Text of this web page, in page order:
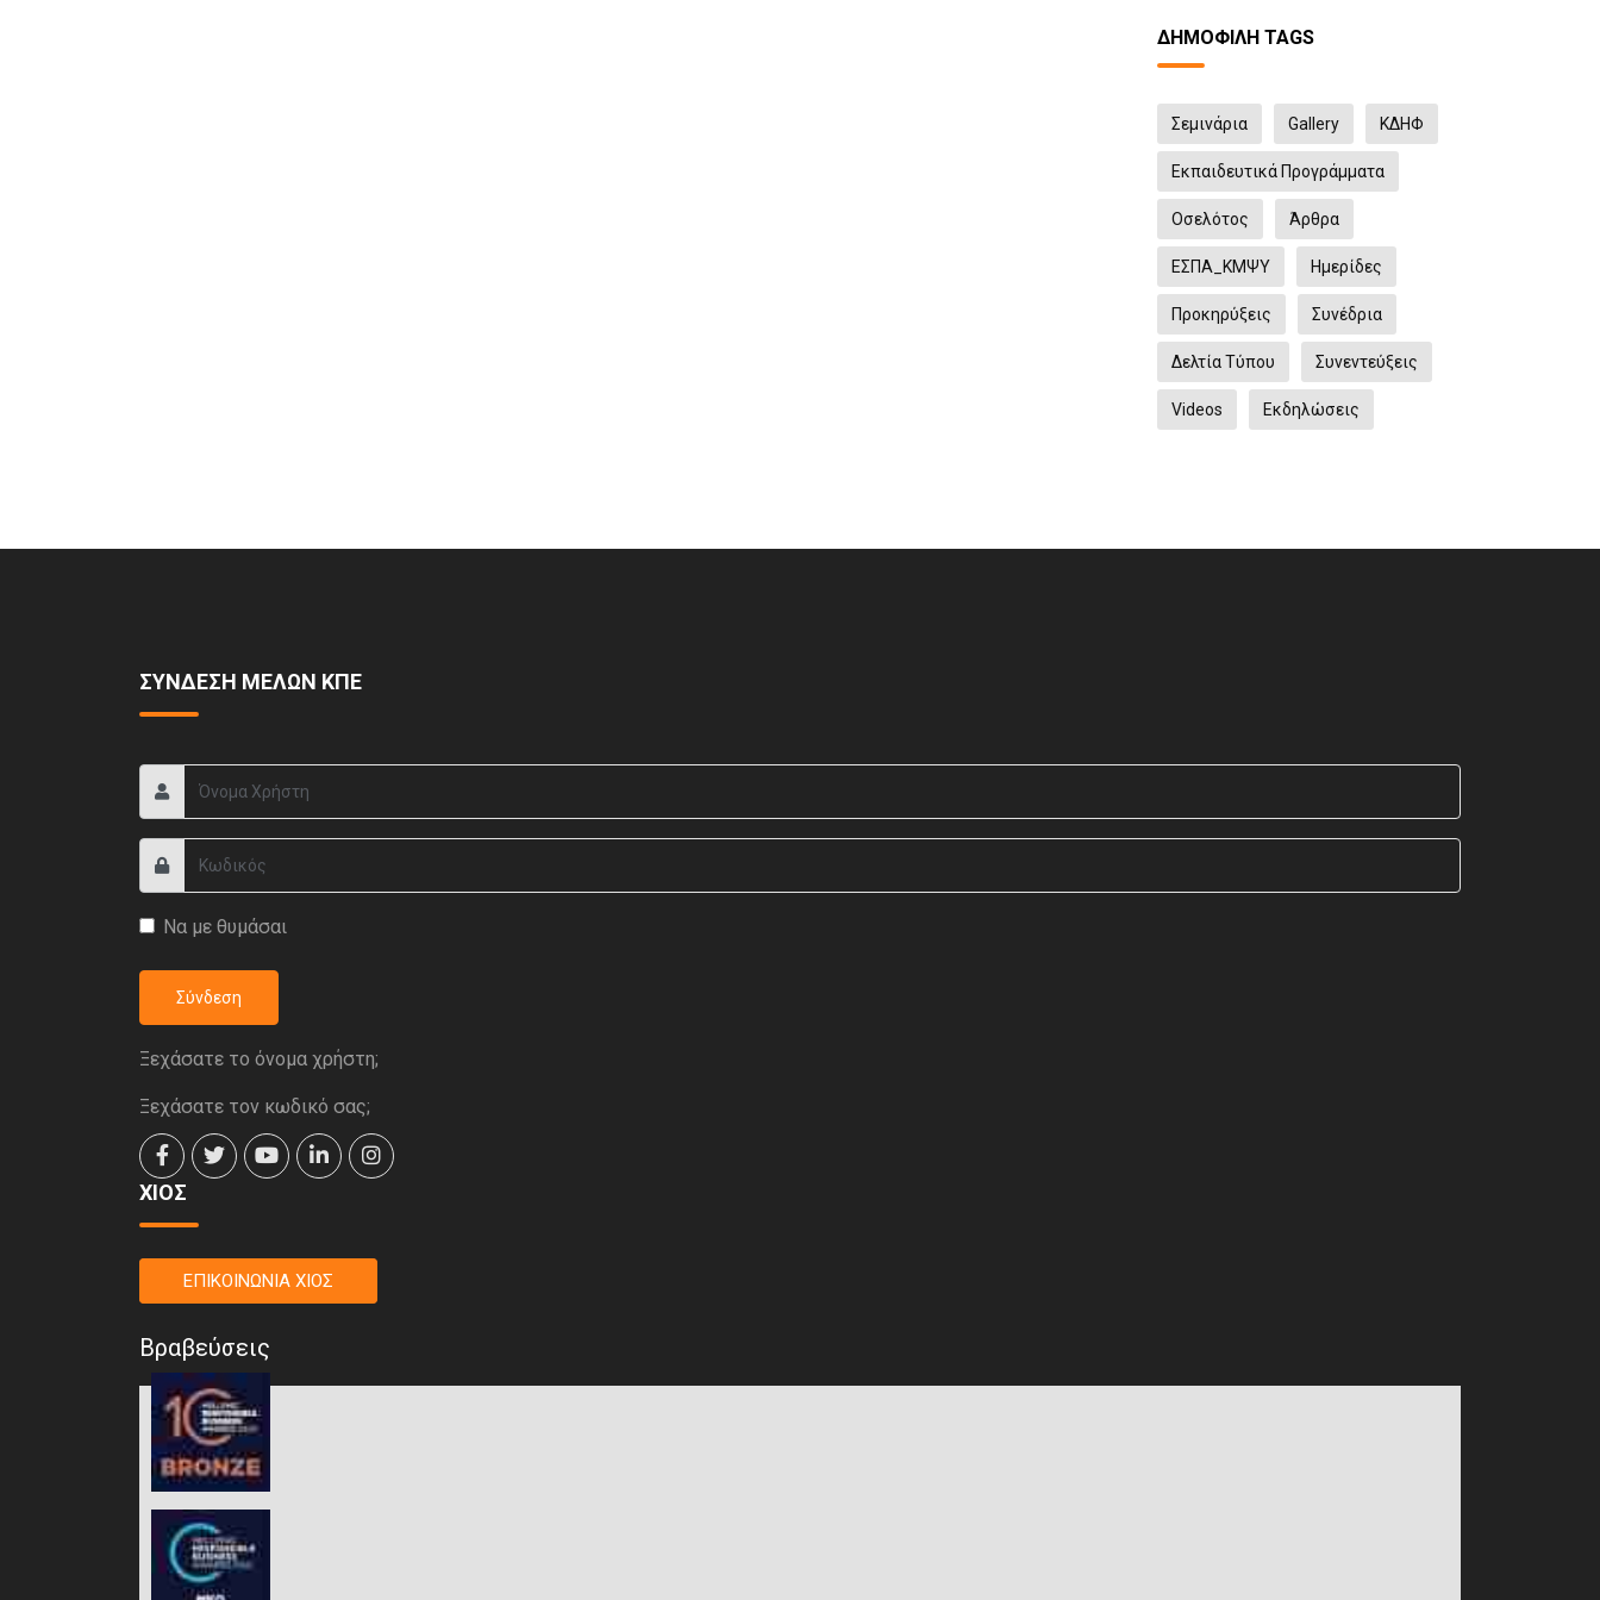
ΔΗΜΟΦΙΛΉ TAGS
Σεμινάρια Gallery ΚΔΗΦ
Εκπαιδευτικά Προγράμματα
Οσελότος Άρθρα
ΕΣΠΑ_ΚΜΨΥ Ημερίδες
Προκηρύξεις Συνέδρια
Δελτία Τύπου Συνεντεύξεις
Videos Eκδηλώσεις
ΣΥΝΔΕΣΗ ΜΕΛΩΝ ΚΠΕ
Να με θυμάσαι
Σύνδεση
Ξεχάσατε το όνομα χρήστη;
Ξεχάσατε τον κωδικό σας;
ΧΙΟΣ
ΕΠΙΚΟΙΝΩΝΙΑ ΧΙΟΣ
Βραβεύσεις